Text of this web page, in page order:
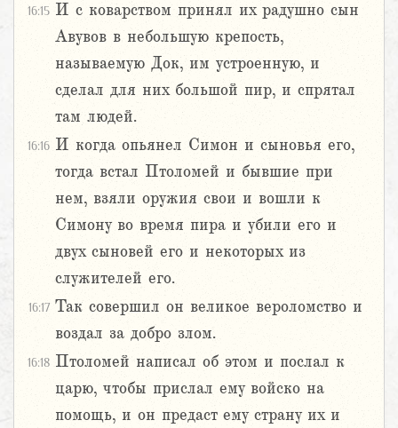
16:15 И с коварством принял их радушно сын
Авувов в небольшую крепость,
называемую Док, им устроенную, и
сделал для них большой пир, и спрятал
там людей.
16:16 И когда опьянел Симон и сыновья его,
тогда встал Птоломей и бывшие при
нем, взяли оружия свои и вошли к
Симону во время пира и убили его и
двух сыновей его и некоторых из
служителей его.
16:17 Так совершил он великое вероломство и
воздал за добро злом.
16:18 Птоломей написал об этом и послал к
царю, чтобы прислал ему войско на
помощь, и он предаст ему страну их и